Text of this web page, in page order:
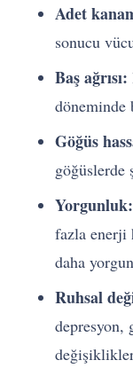
Adet
sonucu
Baş ağrısı:
döneminde
Göğüs
göğüslerde
Yorgunluk:
fazla enerji
daha
Ruhsal